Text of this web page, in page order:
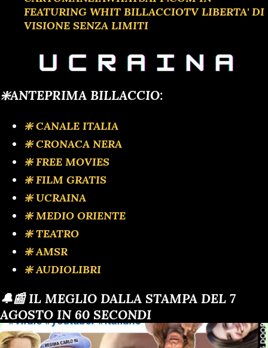
FEATURING WHIT BILLACCIOTV LIBERTA' DI
VISIONE SENZA LIMITI
❇️ANTEPRIMA BILLACCIO:
❇️ CANALE ITALIA
❇️ CRONACA NERA
❇️ FREE MOVIES
❇️ FILM GRATIS
❇️ UCRAINA
❇️ MEDIO ORIENTE
❇️ TEATRO
❇️ AMSR
❇️ AUDIOLIBRI
🔔📰 IL MEGLIO DALLA STAMPA DEL 7
AGOSTO IN 60 SECONDI